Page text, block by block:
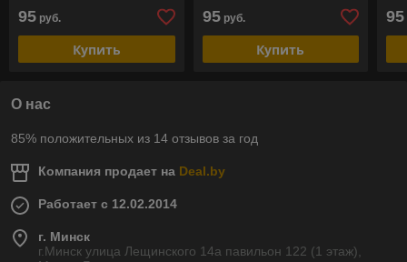
95 руб.
Купить
95руб.
Купить
95
О нас
85% положительных из 14 отзывов за год
Компания продает на Deal.by
Работает с 12.02.2014
г. Минск
г.Минск улица Лещинского 14а павильон 122 (1 этаж),